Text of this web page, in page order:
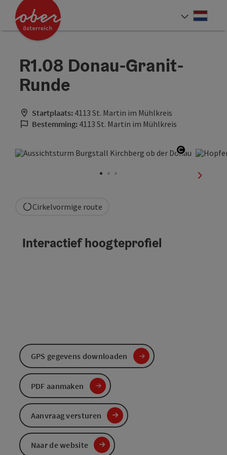
Inhoud Accesskey
[0]
Navigatie Accesskey
[1]
Paginabegin
Contact Accesskey
[3]
Zoek Accesskey
Impressum
Hoe deze website te gebruiken?
Startpagina
R1.08 Donau-Granit-
Runde
Startplaats: 4113 St. Martin im Mühlkreis
Bestemming: 4113 St. Martin im Mühlkreis
Start
Cirkelvormige route
Interactief hoogteprofiel
GPS gegevens downloaden
PDF aanmaken
Aanvraag versturen
Naar de website